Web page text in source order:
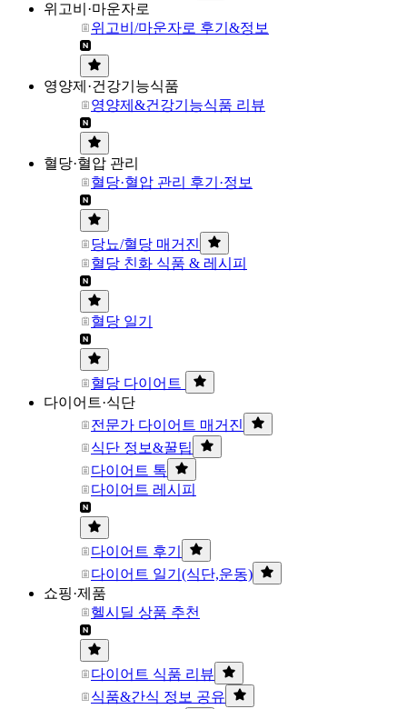
위고비·마운자로
위고비/마운자로 후기&정보
영양제·건강기능식품
영양제&건강기능식품 리뷰
혈당·혈압 관리
혈당·혈압 관리 후기·정보
당뇨/혈당 매거진
혈당 친화 식품 & 레시피
혈당 일기
혈당 다이어트
다이어트·식단
전문가 다이어트 매거진
식단 정보&꿀팁
다이어트 톡
다이어트 레시피
다이어트 후기
다이어트 일기(식단,운동)
쇼핑·제품
헬시딜 상품 추천
다이어트 식품 리뷰
식품&간식 정보 공유